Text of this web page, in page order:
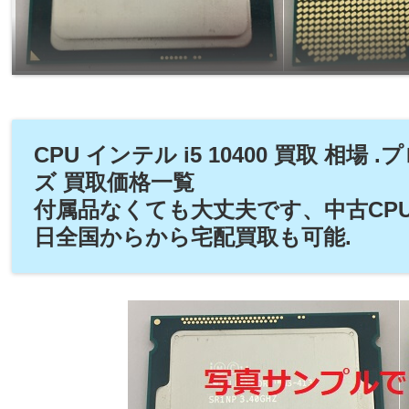
CPU インテル i5 10400 買取 相場 .
ズ 買取価格一覧
付属品なくても大丈夫です、中古
日全国からから宅配買取も可能.